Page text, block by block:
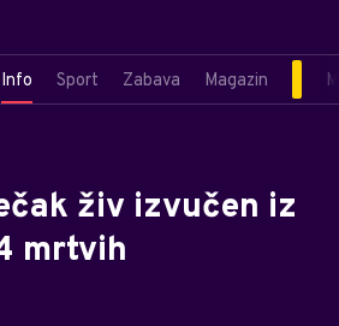
Info Sport Zabava Magazin
živ izvučen iz
mrtvih